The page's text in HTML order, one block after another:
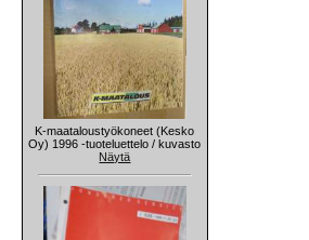
K-maataloustyökoneet (Kesko
Oy) 1996 -tuoteluettelo / kuvasto
Näytä